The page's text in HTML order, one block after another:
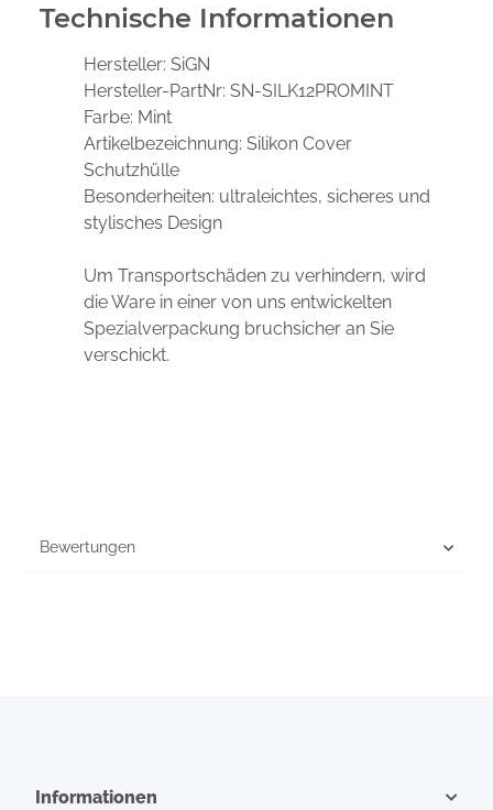
Technische Informationen
Hersteller: SiGN
Hersteller-PartNr: SN-SILK12PROMINT
Farbe: Mint
Artikelbezeichnung: Silikon Cover
Schutzhülle
Besonderheiten: ultraleichtes, sicheres und
stylisches Design
Um Transportschäden zu verhindern, wird
die Ware in einer von uns entwickelten
Spezialverpackung bruchsicher an Sie
verschickt.
Bewertungen
Informationen